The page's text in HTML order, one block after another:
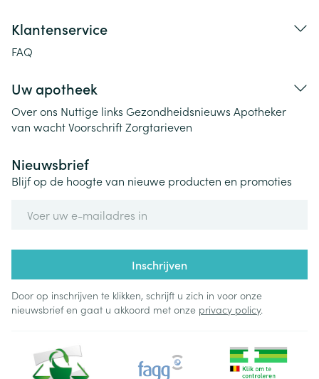
Klantenservice
FAQ
Uw apotheek
Over ons Nuttige links Gezondheidsnieuws Apotheker
van wachtVoorschriftZorgtarieven
Nieuwsbrief
Blijf op de hoogte van nieuwe producten en promoties
Inschrijven
Door op inschrijven te klikken, schrijft u zich in voor onze
nieuwsbrief en gaat u akkoord met onze privacy policy.